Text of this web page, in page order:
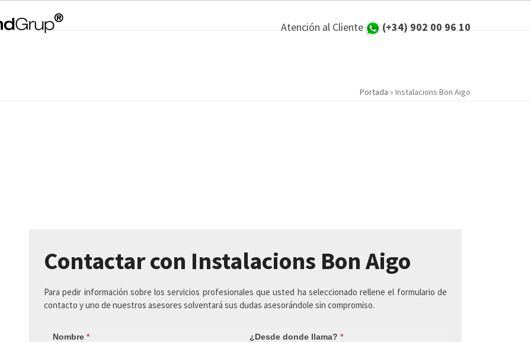
Atención al Cliente (+34) 902 00 96 10
Portada » Instalacions Bon Aigo
Contactar con Instalacions Bon Aigo
Para pedir información sobre los servicios profesionales que usted ha seleccionado rellene el formulario de
contacto y uno de nuestros asesores solventará sus dudas asesorándole sin compromiso.
Nombre * ¿Desde donde llama? *